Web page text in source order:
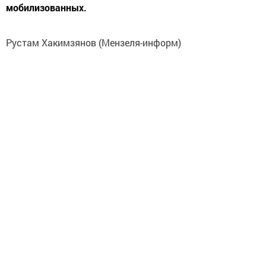
мобилизованных.
Рустам Хакимзянов (Мензеля-информ)